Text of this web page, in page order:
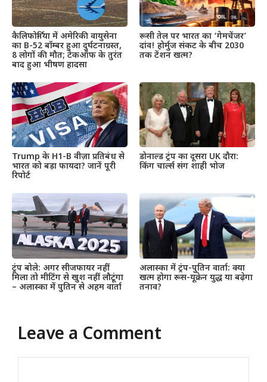
कैलिफोर्निया में अमेरिकी वायुसेना
का B-52 बॉम्बर हुआ दुर्घटनाग्रस्त,
8 लोगों की मौत; टेकऑफ के तुरंत
बाद हुआ भीषण हादसा
रूसी तेल पर भारत का ‘गेमचेंजर’
दांव! होर्मुज संकट के बीच 2030
तक टेंशन खत्म?
Trump के H1-B वीज़ा प्रतिबंध से
भारत को बड़ा फायदा? जानें पूरी
रिपोर्ट
डोनाल्ड ट्रंप का दूसरा UK दौरा:
किंग चार्ल्स संग शाही भोज
ट्रंप बोले: अगर सीजफायर नहीं
मिला तो मीटिंग से खुश नहीं लौटूंगा
– अलास्का में पुतिन से अहम वार्ता
अलास्का में ट्रंप-पुतिन वार्ता: क्या
खत्म होगा रूस-यूक्रेन युद्ध या बढ़ेगा
तनाव?
Leave a Comment